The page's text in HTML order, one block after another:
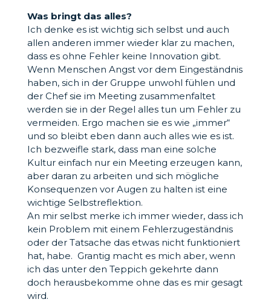
Was bringt das alles?
Ich denke es ist wichtig sich selbst und auch
allen anderen immer wieder klar zu machen,
dass es ohne Fehler keine Innovation gibt.
Wenn Menschen Angst vor dem Eingeständnis
haben, sich in der Gruppe unwohl fühlen und
der Chef sie im Meeting zusammenfaltet
werden sie in der Regel alles tun um Fehler zu
vermeiden. Ergo machen sie es wie „immer“
und so bleibt eben dann auch alles wie es ist.
Ich bezweifle stark, dass man eine solche
Kultur einfach nur ein Meeting erzeugen kann,
aber daran zu arbeiten und sich mögliche
Konsequenzen vor Augen zu halten ist eine
wichtige Selbstreflektion.
An mir selbst merke ich immer wieder, dass ich
kein Problem mit einem Fehlerzugeständnis
oder der Tatsache das etwas nicht funktioniert
hat, habe. Grantig macht es mich aber, wenn
ich das unter den Teppich gekehrte dann
doch herausbekomme ohne das es mir gesagt
wird.